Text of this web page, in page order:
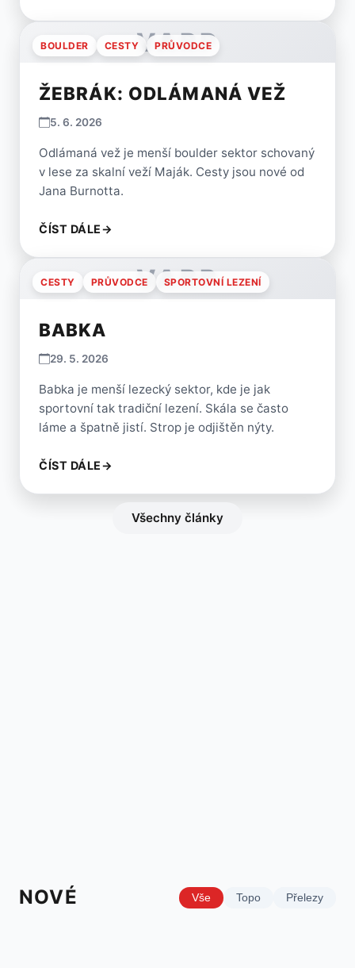
VARP
BOULDER CESTY PRŮVODCE
ŽEBRÁK: ODLÁMANÁ VEŽ
5. 6. 2026
Odlámaná vež je menší boulder sektor schovaný
v lese za skalní veží Maják. Cesty jsou nové od
Jana Burnotta.
ČÍST DÁLE→
VARP
CESTY PRŮVODCE SPORTOVNÍ LEZENÍ
BABKA
29. 5. 2026
Babka je menší lezecký sektor, kde je jak
sportovní tak tradiční lezení. Skála se často
láme a špatně jistí. Strop je odjištěn nýty.
ČÍST DÁLE→
Všechny články
NOVÉ Vše Topo Přelezy